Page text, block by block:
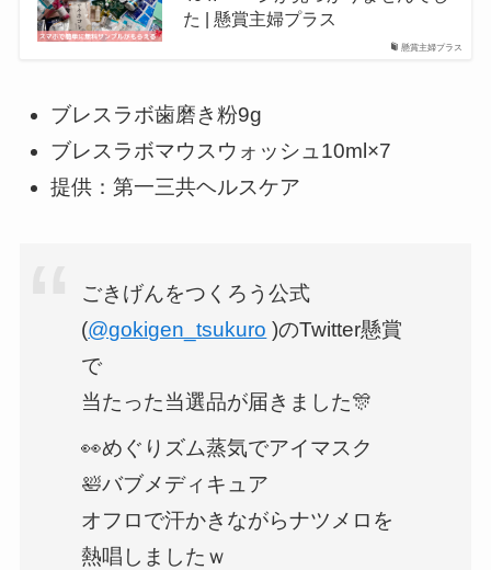
懸賞主婦プラス
た | 懸賞主婦プラス
ブレスラボ歯磨き粉9g
ブレスラボマウスウォッシュ10ml×7
提供：第一三共ヘルスケア
ごきげんをつくろう公式
(@gokigen_tsukuro )のTwitter懸賞
で
当たった当選品が届きました🎊
👀めぐりズム蒸気でアイマスク
🛀バブメディキュア
オフロで汗かきながらナツメロを
熱唱しましたｗ